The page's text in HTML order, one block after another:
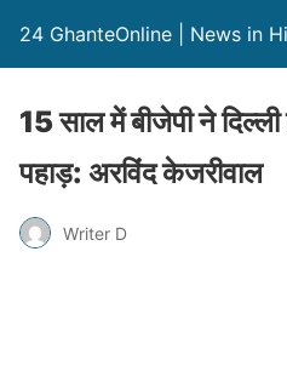
24 GhanteOnline | News in
15 साल में बीजेपी ने
पहाड़: अरविंद केजरीवाल
Writer D